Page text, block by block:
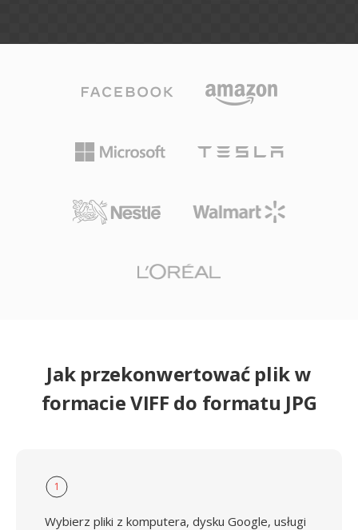
Jak przekonwertować plik w
formacie VIFF do formatu JPG
1
Wybierz pliki z komputera, dysku Google, usługi